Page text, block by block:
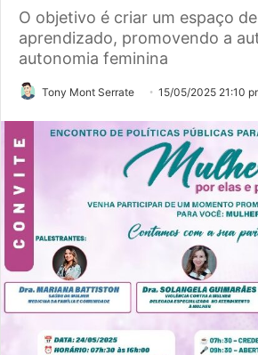
O objetivo é criar um espaço
aprendizado, promovendo a
autonomia feminina
Tony Mont Serrate 15/05/2025 21:10